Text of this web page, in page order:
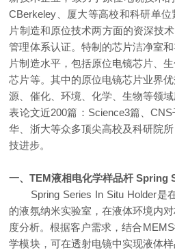
CBerkeley 、厦大等高校和科研单
片制造和原位技术两方面的资深技
管理体系认证。特制的芯片洁净室
片制造水平，包括原位电镜芯片、
芯片等。其中的原位电镜芯片业界
源、催化、环境、化学、生物等领
表论文近200篇： Science3篇、CNS
华、浙大等众多顶尖高校及科研院
技进步。
一、TEM液相电化学样品杆 Spring
Spring Series In Situ Holder是
的液氛纳米实验室，在液体环境内
度分析。根据客户需求，结合MEMS
学模块，可在透射电镜中实现液体